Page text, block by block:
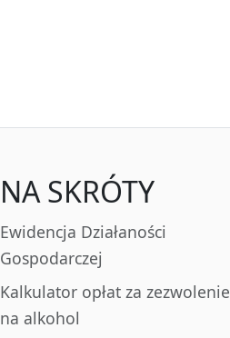
NA SKRÓTY
Ewidencja Działaności
Gospodarczej
Kalkulator opłat za zezwolenie
na alkohol